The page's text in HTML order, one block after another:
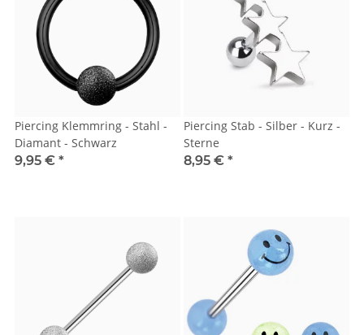
Piercing Klemmring - Stahl -
Diamant - Schwarz
9,95 € *
Piercing Stab - Silber - Kurz -
Sterne
8,95 € *